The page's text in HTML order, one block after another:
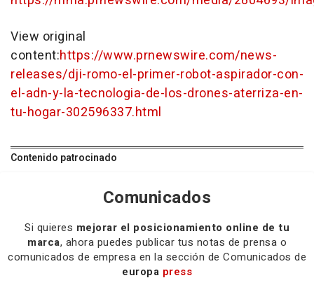
View original
content:https://www.prnewswire.com/news-
releases/dji-romo-el-primer-robot-aspirador-con-
el-adn-y-la-tecnologia-de-los-drones-aterriza-en-
tu-hogar-302596337.html
Contenido patrocinado
Comunicados
Si quieres mejorar el posicionamiento online de tu
marca, ahora puedes publicar tus notas de prensa o
comunicados de empresa en la sección de Comunicados de
europa press